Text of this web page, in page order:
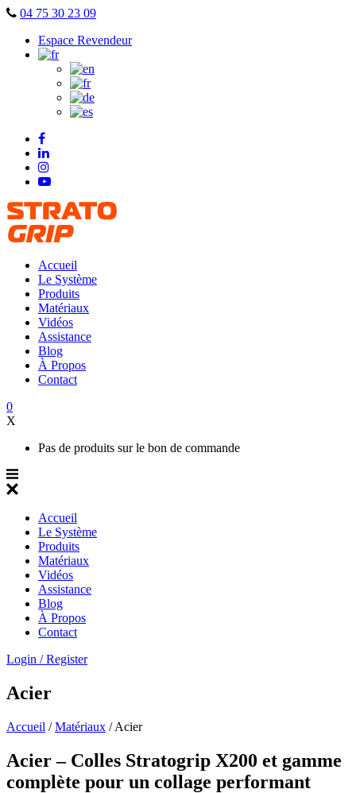
Skip
content
04 75 30 23 09
Espace Revendeur
Accueil
Le Système
Produits
Matériaux
Vidéos
Assistance
Blog
À Propos
Contact
0
X
Pas de produits sur le bon de commande
Accueil
Le Système
Produits
Matériaux
Vidéos
Assistance
Blog
À Propos
Contact
Login / Register
Acier
Accueil /Matériaux /Acier
Acier – Colles Stratogrip X200 et gamme
complète pour un collage performant